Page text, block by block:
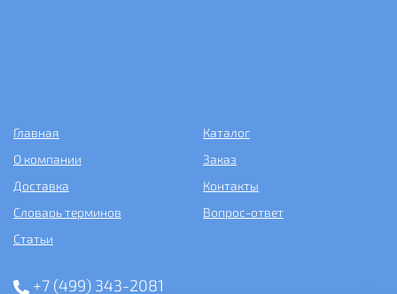
Главная
Каталог
О компании
Заказ
Доставка
Контакты
Словарь терминов
Вопрос-ответ
Статьи
+7 (499) 343-2081